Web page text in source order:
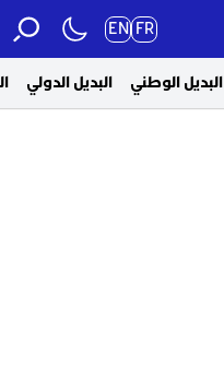
FR
EN
البديل الوطني البديل الدولي